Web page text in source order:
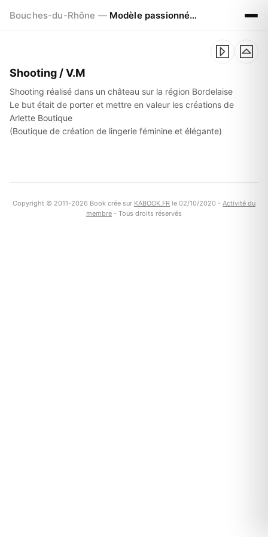
Bouches-du-Rhône — Modèle passionné à La Ciotat (13) et Bordeaux (33)
Shooting / V.M
Shooting réalisé dans un château sur la région Bordelaise
Le but était de porter et mettre en valeur les créations de
Arlette Boutique
(Boutique de création de lingerie féminine et élégante)
Copyright © 2011-2026 Book crée sur KABOOK.FR le 02/10/2020 - Activité du
membre - Tous droits réservés